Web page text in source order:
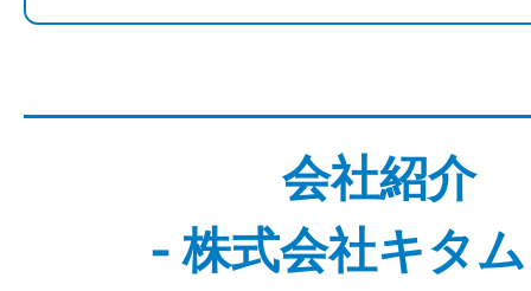
会社紹介
- 株式会社キタ